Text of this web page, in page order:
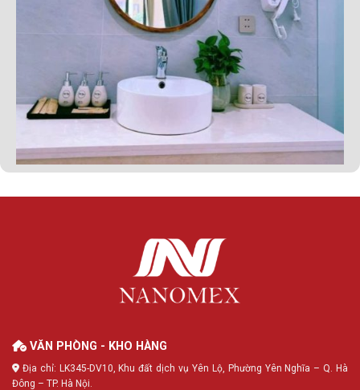
VĂN PHÒNG - KHO HÀNG
Địa chỉ: LK345-DV10, Khu đất dịch vụ Yên Lộ, Phường Yên Nghĩa – Q. Hà
Đông – TP. Hà Nội.